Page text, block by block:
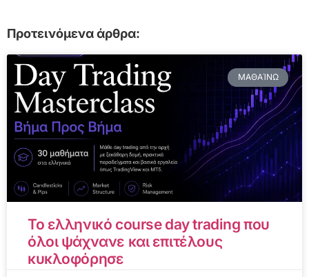
Προτεινόμενα άρθρα:
ΜΑΘΑΊΝΩ
Το ελληνικό course day trading που
όλοι ψάχνανε και επιτέλους
κυκλοφόρησε